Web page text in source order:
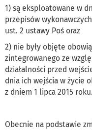
1) są eksploatowane w
przepisów
ust. 2 ustawy Poś oraz
2) nie były objęte
zintegrowanego ze
działalności przed
dnia ich wejścia w życie
z dniem 1 lipca 2015 roku.
Obecnie na podstawie